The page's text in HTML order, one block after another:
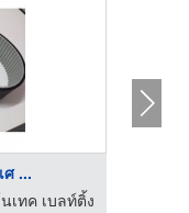
...
เทค เบลท์ติ้ง